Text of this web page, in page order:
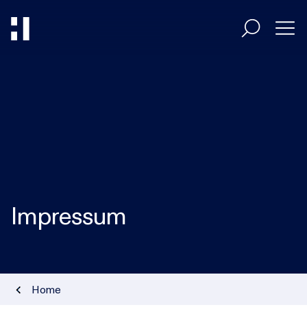
HiAcademy
Impressum
Home